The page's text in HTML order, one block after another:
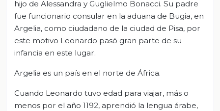
hijo de Alessandra y Guglielmo Bonacci. Su padre
fue funcionario consular en la aduana de Bugia, en
Argelia, como ciudadano de la ciudad de Pisa, por
este motivo Leonardo pasó gran parte de su
infancia en este lugar.
Argelia es un país en el norte de África.
Cuando Leonardo tuvo edad para viajar, más o
menos por el año 1192, aprendió la lengua árabe,